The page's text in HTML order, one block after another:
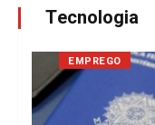
Tecnologia
EMPREGO